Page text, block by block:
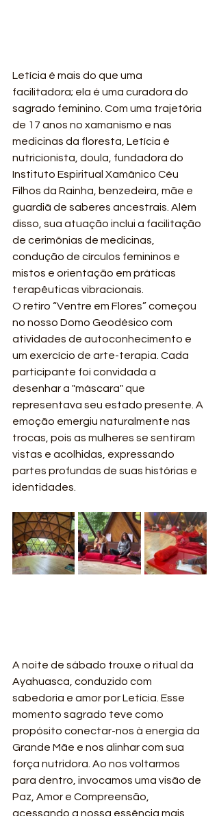
Letícia é mais do que uma
facilitadora; ela é uma curadora do
sagrado feminino. Com uma trajetória
de 17 anos no xamanismo e nas
medicinas da floresta, Letícia é
nutricionista, doula, fundadora do
Instituto Espiritual Xamânico Céu
Filhos da Rainha, benzedeira, mãe e
guardiã de saberes ancestrais. Além
disso, sua atuação inclui a facilitação
de cerimônias de medicinas,
condução de círculos femininos e
mistos e orientação em práticas
terapêuticas vibracionais.
O retiro “Ventre em Flores” começou
no nosso Domo Geodésico com
atividades de autoconhecimento e
um exercício de arte-terapia. Cada
participante foi convidada a
desenhar a "máscara" que
representava seu estado presente. A
emoção emergiu naturalmente nas
trocas, pois as mulheres se sentiram
vistas e acolhidas, expressando
partes profundas de suas histórias e
identidades.
A noite de sábado trouxe o ritual da
Ayahuasca, conduzido com
sabedoria e amor por Letícia. Esse
momento sagrado teve como
propósito conectar-nos à energia da
Grande Mãe e nos alinhar com sua
força nutridora. Ao nos voltarmos
para dentro, invocamos uma visão de
Paz, Amor e Compreensão,
acessando a nossa essência mais